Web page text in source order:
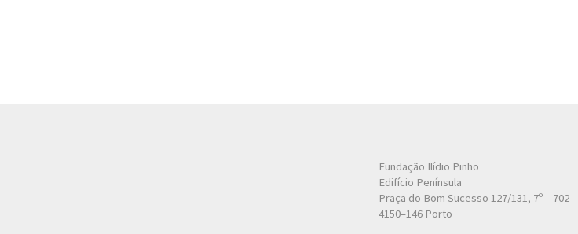
Fundação Ilídio Pinho
Edifício Península
Praça do Bom Sucesso 127/131, 7º – 702
4150–146 Porto